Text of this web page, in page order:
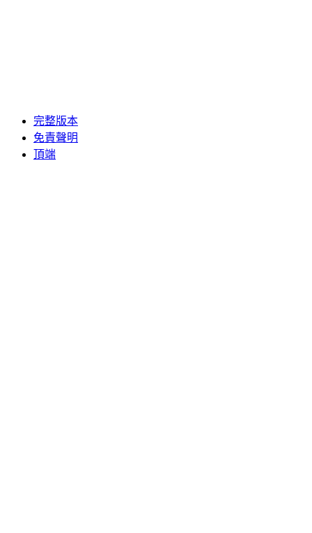
完整版本
免責聲明
頂端